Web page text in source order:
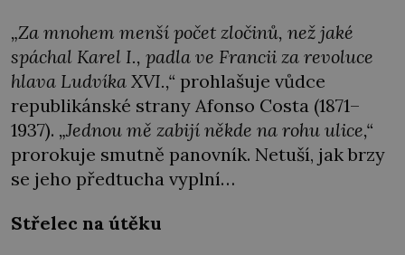
„Za mnohem menší počet zločinů, než jaké
spáchal Karel I., padla ve Francii za revoluce
hlava Ludvíka XVI.,“ prohlašuje vůdce
republikánské strany Afonso Costa (1871–
1937). „Jednou mě zabijí někde na rohu ulice,“
prorokuje smutně panovník. Netuší, jak brzy
se jeho předtucha vyplní…
Střelec na útěku